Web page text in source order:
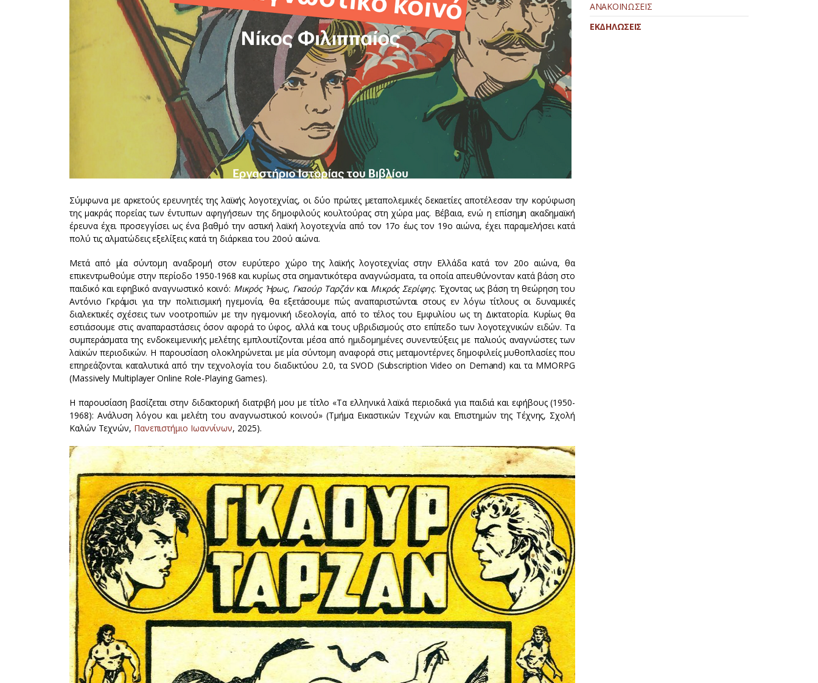
Σύμφωνα με αρκετούς ερευνητές της λαϊκής λογοτεχνίας, οι δύο πρώτες μεταπολεμικές δεκαετίες αποτέλεσαν την κορύφωση
της μακράς πορείας των έντυπων αφηγήσεων της δημοφιλούς κουλτούρας στη χώρα μας. Βέβαια, ενώ η επίσημη ακαδημαϊκή
έρευνα έχει προσεγγίσει ως ένα βαθμό την αστική λαϊκή λογοτεχνία από τον 17ο έως τον 19ο αιώνα, έχει παραμελήσει κατά
πολύ τις αλματώδεις εξελίξεις κατά τη διάρκεια του 20ού αιώνα.
Μετά από μία σύντομη αναδρομή στον ευρύτερο χώρο της λαϊκής λογοτεχνίας στην Ελλάδα κατά τον 20ο αιώνα, θα
επικεντρωθούμε στην περίοδο 1950-1968 και κυρίως στα σημαντικότερα αναγνώσματα, τα οποία απευθύνονταν κατά βάση στο
παιδικό και εφηβικό αναγνωστικό κοινό: Μικρός Ήρως, Γκαούρ Ταρζάνκαι Μικρός Σερίφης. Έχοντας ως βάση τη θεώρηση του
Αντόνιο Γκράμσι για την πολιτισμική ηγεμονία, θα εξετάσουμε πώς αναπαριστώνται στους εν λόγω τίτλους οι δυναμικές
διαλεκτικές σχέσεις των νοοτροπιών με την ηγεμονική ιδεολογία, από το τέλος του Εμφυλίου ως τη Δικτατορία. Κυρίως θα
εστιάσουμε στις αναπαραστάσεις όσον αφορά το ύφος, αλλά και τους υβριδισμούς στο επίπεδο των λογοτεχνικών ειδών. Τα
συμπεράσματα της ενδοκειμενικής μελέτης εμπλουτίζονται μέσα από ημιδομημένες συνεντεύξεις με παλιούς αναγνώστες των
λαϊκών περιοδικών. Η παρουσίαση ολοκληρώνεται με μία σύντομη αναφορά στις μεταμοντέρνες δημοφιλείς μυθοπλασίες που
επηρεάζονται καταλυτικά από την τεχνολογία του διαδικτύου 2.0, τα SVOD (Subscription Video on Demand) και τα MMORPG
(Massively Multiplayer Online Role-Playing Games).
Η παρουσίαση βασίζεται στην διδακτορική διατριβή μου με τίτλο «Τα ελληνικά λαϊκά περιοδικά για παιδιά και εφήβους (1950-
1968): Ανάλυση λόγου και μελέτη του αναγνωστικού κοινού» (Τμήμα Εικαστικών Τεχνών και Επιστημών της Τέχνης, Σχολή
Καλών Τεχνών, Πανεπιστήμιο Ιωαννίνων, 2025).
ΑΝΑΚΟΙΝΩΣΕΙΣ
ΕΚΔΗΛΩΣΕΙΣ